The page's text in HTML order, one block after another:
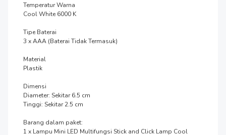
Temperatur Warna
Cool White 6000 K
Tipe Baterai
3 x AAA (Baterai Tidak Termasuk)
Material
Plastik
Dimensi
Diameter: Sekitar 6.5 cm
Tinggi: Sekitar 2.5 cm
Barang dalam paket:
1 x Lampu Mini LED Multifungsi Stick and Click Lamp Cool